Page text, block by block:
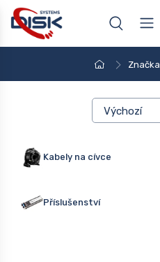
Značka
Kabely na cívce
Příslušenství